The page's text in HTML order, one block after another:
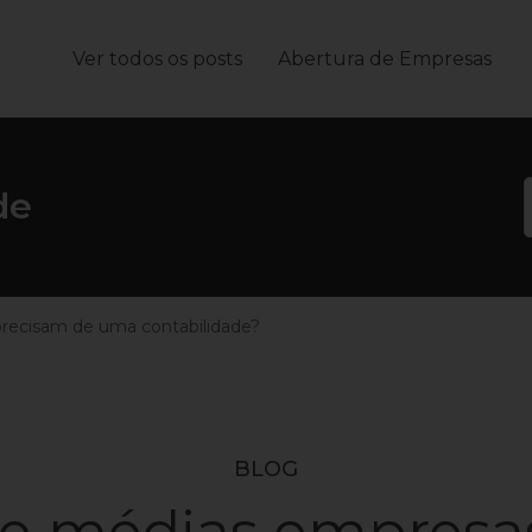
Ver todos os posts Abertura de Empresas
de uma contabilidade?
BLOG